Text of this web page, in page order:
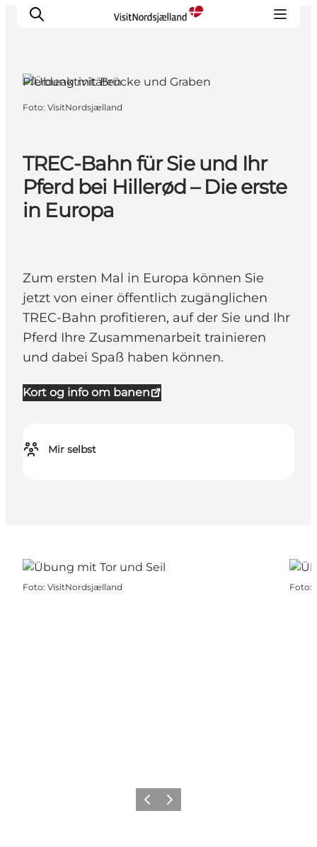
Geschmack
Unterkünfte
Städte
Reiseplanung
TREC-Bahn für Sie und Ihr
Pferd bei Hillerød – Die erste
in Europa
Zum ersten Mal in Europa können Sie
jetzt von einer öffentlich zugänglichen
TREC-Bahn profitieren, auf der Sie und Ihr
Pferd Ihre Zusammenarbeit trainieren
und dabei Spaß haben können.
Kort og info om banen
Mir selbst
Pferdeaktivitäten
Foto: VisitNordsjælland
Foto: VisitNordsjælland Foto:
ZurückWeiter